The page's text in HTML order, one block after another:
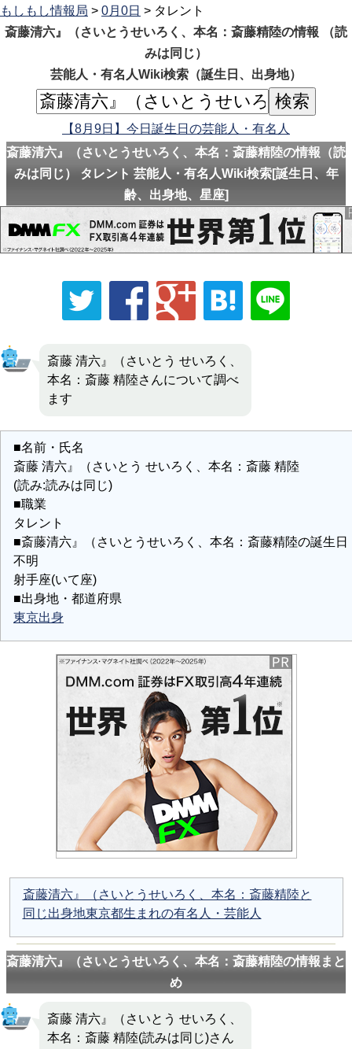
もしもし情報局 > 0月0日 > タレント
斎藤清六』（さいとうせいろく、本名：斎藤精陸の情報 （読
みは同じ）
芸能人・有名人Wiki検索（誕生日、出身地）
【8月9日】今日誕生日の芸能人・有名人
斎藤清六』（さいとうせいろく、本名：斎藤精陸の情報（読
みは同じ） タレント 芸能人・有名人Wiki検索[誕生日、年
齢、出身地、星座]
斎藤 清六』（さいとう せいろく、
本名：斎藤 精陸さんについて調べ
ます
■名前・氏名
斎藤 清六』（さいとう せいろく、本名：斎藤 精陸
(読み:読みは同じ)
■職業
タレント
■斎藤清六』（さいとうせいろく、本名：斎藤精陸の誕生日
不明
射手座(いて座)
■出身地・都道府県
東京出身
斎藤清六』（さいとうせいろく、本名：斎藤精陸と
同じ出身地東京都生まれの有名人・芸能人
斎藤清六』（さいとうせいろく、本名：斎藤精陸の情報まと
め
斎藤 清六』（さいとう せいろく、
本名：斎藤 精陸(読みは同じ)さん